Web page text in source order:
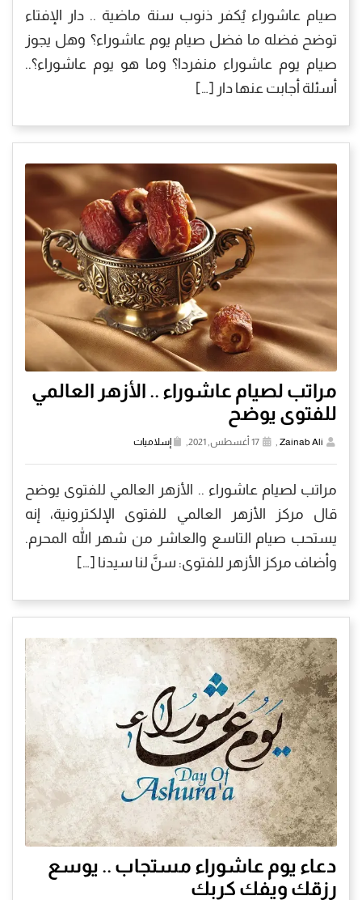
صيام عاشوراء يُكفر ذنوب سنة ماضية .. دار الإفتاء
توضح فضله ما فضل صيام يوم عاشوراء؟ وهل يجوز
صيام يوم عاشوراء منفردا؟ وما هو يوم عاشوراء؟..
أسئلة أجابت عنها دار […]
مراتب لصيام عاشوراء .. الأزهر العالمي
للفتوى يوضح
Zainab Ali
, إسلاميات
مراتب لصيام عاشوراء .. الأزهر العالمي للفتوى يوضح
قال مركز الأزهر العالمي للفتوى الإلكترونية، إنه
يستحب صيام التاسع والعاشر من شهر الله المحرم.
وأضاف مركز الأزهر للفتوى: سنَّ لنا سيدنا […]
دعاء يوم عاشوراء مستجاب .. يوسع
رزقك ويفك كربك